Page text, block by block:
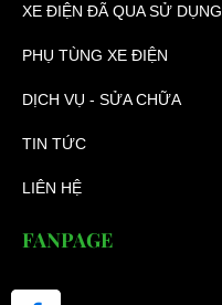
XE ĐIỆN ĐÃ QUA SỬ DỤNG
PHỤ TÙNG XE ĐIỆN
DỊCH VỤ - SỬA CHỮA
TIN TỨC
LIÊN HỆ
FANPAGE